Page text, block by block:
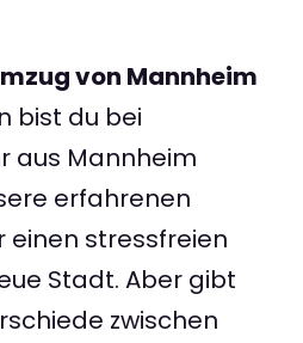
von Mannheim
bist du bei
aus Mannheim
erfahrenen
einen stressfreien
Stadt. Aber gibt
zwischen